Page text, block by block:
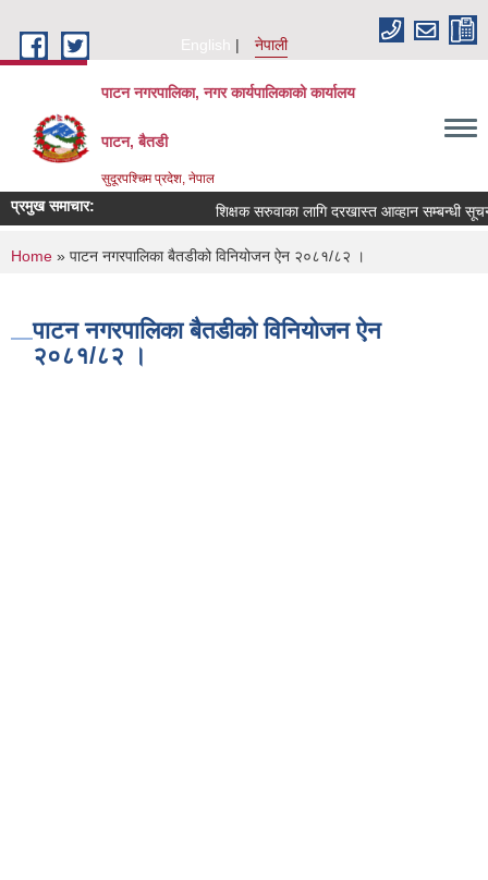
English
नेपाली
पाटन नगरपालिका, नगर कार्यपालिकाको कार्यालय
पाटन, बैतडी
सुदूरपश्चिम प्रदेश, नेपाल
प्रमुख समाचार: शिक्षक सरुवाका लागि दरखास्त आव्हान सम्बन्धी सूचना ।
You are here
Home » पाटन नगरपालिका बैतडीको विनियोजन ऐन २०८१/८२ ।
पाटन नगरपालिका बैतडीको विनियोजन ऐन
२०८१/८२ ।